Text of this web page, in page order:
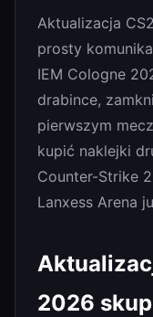
Aktualizacja
prosty
IEM Cologne
drabince,
pierwszym
kupić naklejki
Counter-Strike
Lanxess Arena
2026